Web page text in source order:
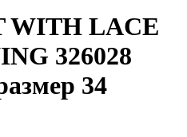
WITH LACE
326028
34